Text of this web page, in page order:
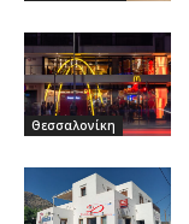
Θεσσαλονίκη